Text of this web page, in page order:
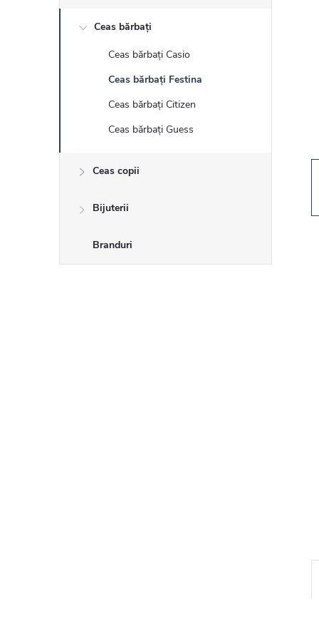
t
a
Ceas bărbați
Ceas bărbați Casio
Ceas bărbați Festina
Ceas bărbați Citizen
Ceas bărbați Guess
Ceas copii
Bijuterii
Branduri